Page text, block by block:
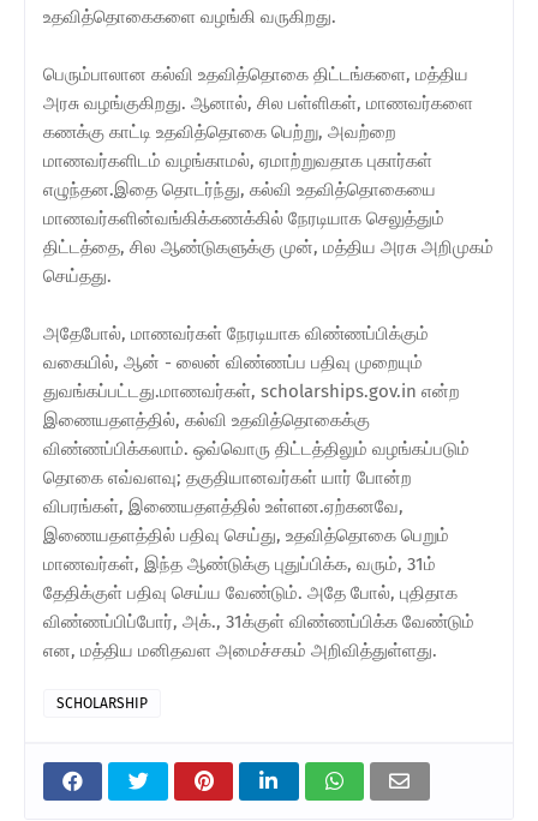
உதவித்தொகைகளை வழங்கி வருகிறது.
பெரும்பாலான கல்வி உதவித்தொகை திட்டங்களை, மத்திய
அரசு வழங்குகிறது. ஆனால், சில பள்ளிகள், மாணவர்களை
கணக்கு காட்டி உதவித்தொகை பெற்று, அவற்றை
மாணவர்களிடம் வழங்காமல், ஏமாற்றுவதாக புகார்கள்
எழுந்தன.இதை தொடர்ந்து, கல்வி உதவித்தொகையை
மாணவர்களின்வங்கிக்கணக்கில் நேரடியாக செலுத்தும்
திட்டத்தை, சில ஆண்டுகளுக்கு முன், மத்திய அரசு அறிமுகம்
செய்தது.
அதேபோல், மாணவர்கள் நேரடியாக விண்ணப்பிக்கும்
வகையில், ஆன் - லைன் விண்ணப்ப பதிவு முறையும்
துவங்கப்பட்டது.மாணவர்கள், scholarships.gov.in என்ற
இணையதளத்தில், கல்வி உதவித்தொகைக்கு
விண்ணப்பிக்கலாம். ஒவ்வொரு திட்டத்திலும் வழங்கப்படும்
தொகை எவ்வளவு; தகுதியானவர்கள் யார் போன்ற
விபரங்கள், இணையதளத்தில் உள்ளன.ஏற்கனவே,
இணையதளத்தில் பதிவு செய்து, உதவித்தொகை பெறும்
மாணவர்கள், இந்த ஆண்டுக்கு புதுப்பிக்க, வரும், 31ம்
தேதிக்குள் பதிவு செய்ய வேண்டும். அதே போல், புதிதாக
விண்ணப்பிப்போர், அக்., 31க்குள் விண்ணப்பிக்க வேண்டும்
என, மத்திய மனிதவள அமைச்சகம் அறிவித்துள்ளது.
SCHOLARSHIP